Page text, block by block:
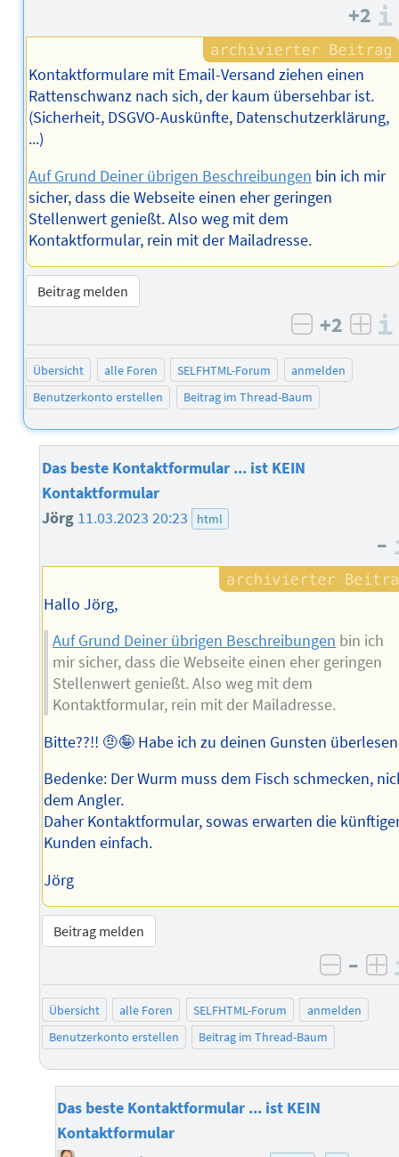
+2
Kontaktformulare mit Email-Versand ziehen einen
Rattenschwanz nach sich, der kaum übersehbar ist.
(Sicherheit, DSGVO-Auskünfte, Datenschutzerklärung,
...)
Auf Grund Deiner übrigen Beschreibungen bin ich mir
sicher, dass die Webseite einen eher geringen
Stellenwert genießt. Also weg mit dem
Kontaktformular, rein mit der Mailadresse.
Beitrag melden
negativ
+2
Übersicht alle Foren SELFHTML-Forum
anmelden
Benutzerkonto erstellen
Beitrag im Thread-Baum
Das beste Kontaktformular ... ist KEIN
Kontaktformular
Jörg 11.03.2023 20:23 html
–
Hallo Jörg,
Auf Grund Deiner übrigen Beschreibungen bin ich
mir sicher, dass die Webseite einen eher geringen
Stellenwert genießt. Also weg mit dem
Kontaktformular, rein mit der Mailadresse.
Bitte??!! 🤨🤪 Habe ich zu deinen Gunsten
Bedenke: Der Wurm muss dem Fisch schmecken,
dem Angler.
Daher Kontaktformular, sowas erwarten die
Kunden einfach.
Jörg
Beitrag melden
–
Übersicht alle Foren SELFHTML-Forum
anmelden
Benutzerkonto erstellen
Beitrag im Thread-Baum
Das beste Kontaktformular ... ist KEIN
Kontaktformular